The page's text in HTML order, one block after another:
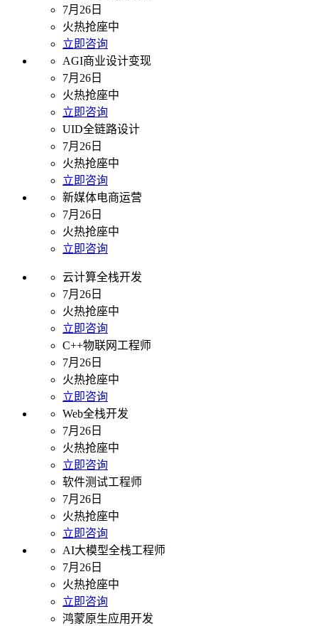
7月26日
火热抢座中
立即咨询
AGI商业设计变现
7月26日
火热抢座中
立即咨询
UID全链路设计
7月26日
火热抢座中
立即咨询
新媒体电商运营
7月26日
火热抢座中
立即咨询
云计算全栈开发
7月26日
火热抢座中
立即咨询
C++物联网工程师
7月26日
火热抢座中
立即咨询
Web全栈开发
7月26日
火热抢座中
立即咨询
软件测试工程师
7月26日
火热抢座中
立即咨询
AI大模型全栈工程师
7月26日
火热抢座中
立即咨询
鸿蒙原生应用开发